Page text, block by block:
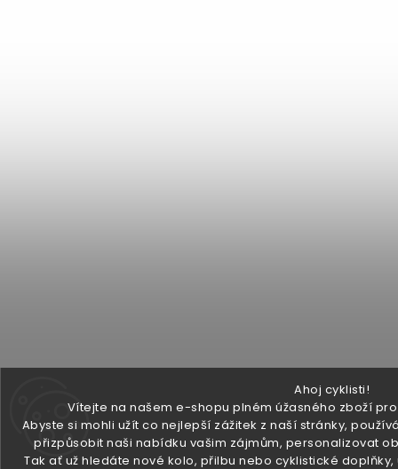
Ahoj cyklisti!
Vítejte na našem e-shopu plném úžasného zboží
Abyste si mohli užít co nejlepší zážitek z naší stránky,
přizpůsobit naši nabídku vašim zájmům, personalizovat
Tak ať už hledáte nové kolo, přilbu nebo cyklistické